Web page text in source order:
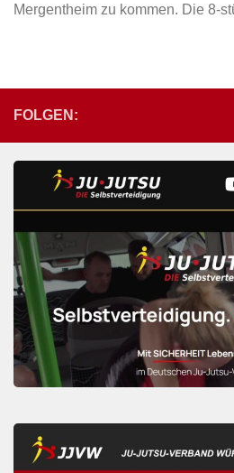
Mergentheim zu kommen. Die 8-
FOLGEN: